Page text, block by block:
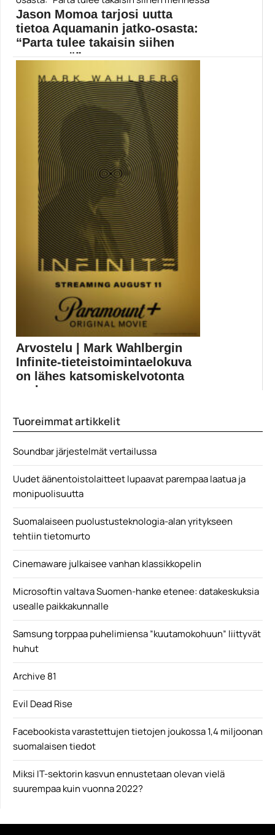
Elokuvat
Jason Momoa tarjosi uutta
tietoa Aquamanin jatko-osasta:
“Parta tulee takaisin siihen
mennessä”
Aquaman 2 valmistuu vasta vuonna 2022, mutta työ...
Aquaman
Arvostelu | Mark Wahlbergin
Infinite-tieteistoimintaelokuva
on lähes katsomiskelvotonta
roskaa
päätynyt Infinite yrittää käynnistää...
Tuoreimmat artikkelit
Soundbar järjestelmät vertailussa
Uudet äänentoistolaitteet lupaavat parempaa laatua ja
monipuolisuutta
Suomalaiseen puolustusteknologia-alan yritykseen
tehtiin tietomurto
Cinemaware julkaisee vanhan klassikkopelin
Microsoftin valtava Suomen-hanke etenee: datakeskuksia
usealle paikkakunnalle
Samsung torppaa puhelimiensa ”kuutamokohuun” liittyvät
huhut
Archive 81
Evil Dead Rise
Facebookista varastettujen tietojen joukossa 1,4 miljoonan
suomalaisen tiedot
Miksi IT-sektorin kasvun ennustetaan olevan vielä
suurempaa kuin vuonna 2022?